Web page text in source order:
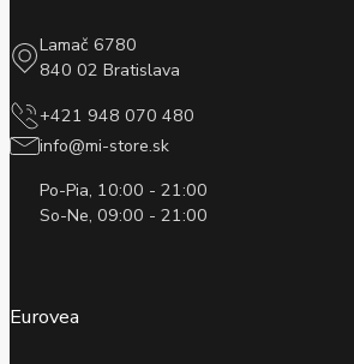
Lamač 6780
840 02 Bratislava
+421 948 070 480
info@mi-store.sk
Po-Pia, 10:00 - 21:00
So-Ne, 09:00 - 21:00
Eurovea